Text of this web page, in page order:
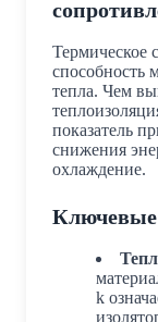
Термическое
способность
тепла. Чем
показатель
снижения
охлаждение.
k